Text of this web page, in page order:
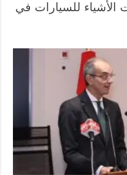
للسيارات في